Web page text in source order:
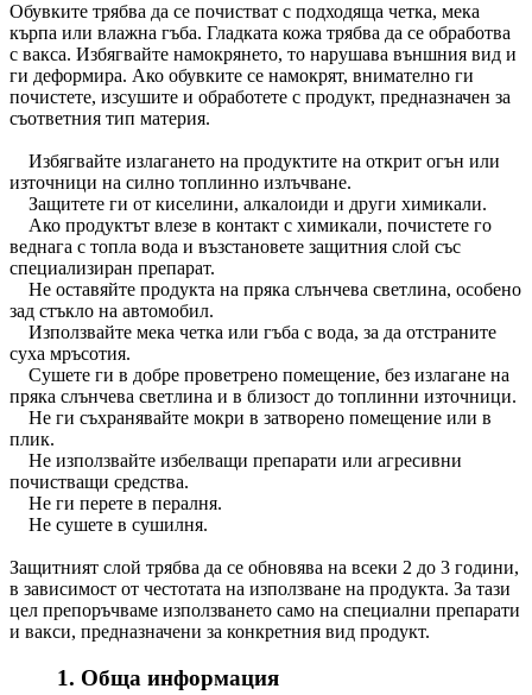
Обувките трябва да се почистват с подходяща четка, мека
кърпа или влажна гъба. Гладката кожа трябва да се обработва
с вакса. Избягвайте намокрянето, то нарушава външния вид и
ги деформира. Ако обувките се намокрят, внимателно ги
почистете, изсушите и обработете с продукт, предназначен за
съответния тип материя.
Избягвайте излагането на продуктите на открит огън или
източници на силно топлинно излъчване.
Защитете ги от киселини, алкалоиди и други химикали.
Ако продуктът влезе в контакт с химикали, почистете го
веднага с топла вода и възстановете защитния слой със
специализиран препарат.
Не оставяйте продукта на пряка слънчева светлина, особено
зад стъкло на автомобил.
Използвайте мека четка или гъба с вода, за да отстраните
суха мръсотия.
Сушете ги в добре проветрено помещение, без излагане на
пряка слънчева светлина и в близост до топлинни източници.
Не ги съхранявайте мокри в затворено помещение или в
плик.
Не използвайте избелващи препарати или агресивни
почистващи средства.
Не ги перете в пералня.
Не сушете в сушилня.
Защитният слой трябва да се обновява на всеки 2 до 3 години,
в зависимост от честотата на използване на продукта. За тази
цел препоръчваме използването само на специални препарати
и вакси, предназначени за конкретния вид продукт.
1. Обща информация